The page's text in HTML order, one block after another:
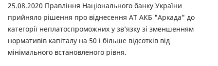
25.08.2020 Правління Національного банку України
прийняло рішення про віднесення АТ АКБ "Аркада" до
категорії неплатоспроможних у зв’язку зі зменшенням
нормативів капіталу на 50 і більше відсотків від
мінімального встановленого рівня.